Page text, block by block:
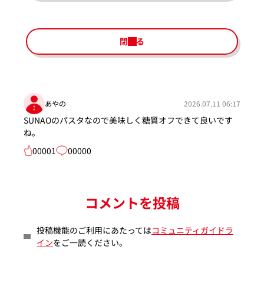
閉じる
あやの 2026.07.11 06:17
SUNAOのパスタなので美味しく糖質オフできて良いです
ね。
00001
00000
コメントを投稿
投稿機能のご利用にあたってはコミュニティガイドラ
インをご一読ください。